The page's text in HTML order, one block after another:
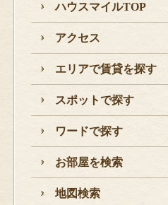
ハウスマイルTOP
アクセス
エリアで賃貸を探す
スポットで探す
ワードで探す
お部屋を検索
地図検索